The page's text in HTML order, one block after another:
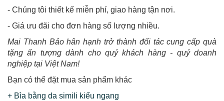
- Chúng tôi thiết kế miễn phí, giao hàng tận nơi.
- Giá ưu đãi cho đơn hàng số lượng nhiều.
Mai Thanh Bảo hân hạnh trở thành đối tác cung cấp quà
tặng ấn tượng dành cho quý khách hàng - quý doanh
nghiệp tại Việt Nam!
Bạn có thể đặt mua sản phẩm khác
+ Bìa bằng da simili kiểu ngang